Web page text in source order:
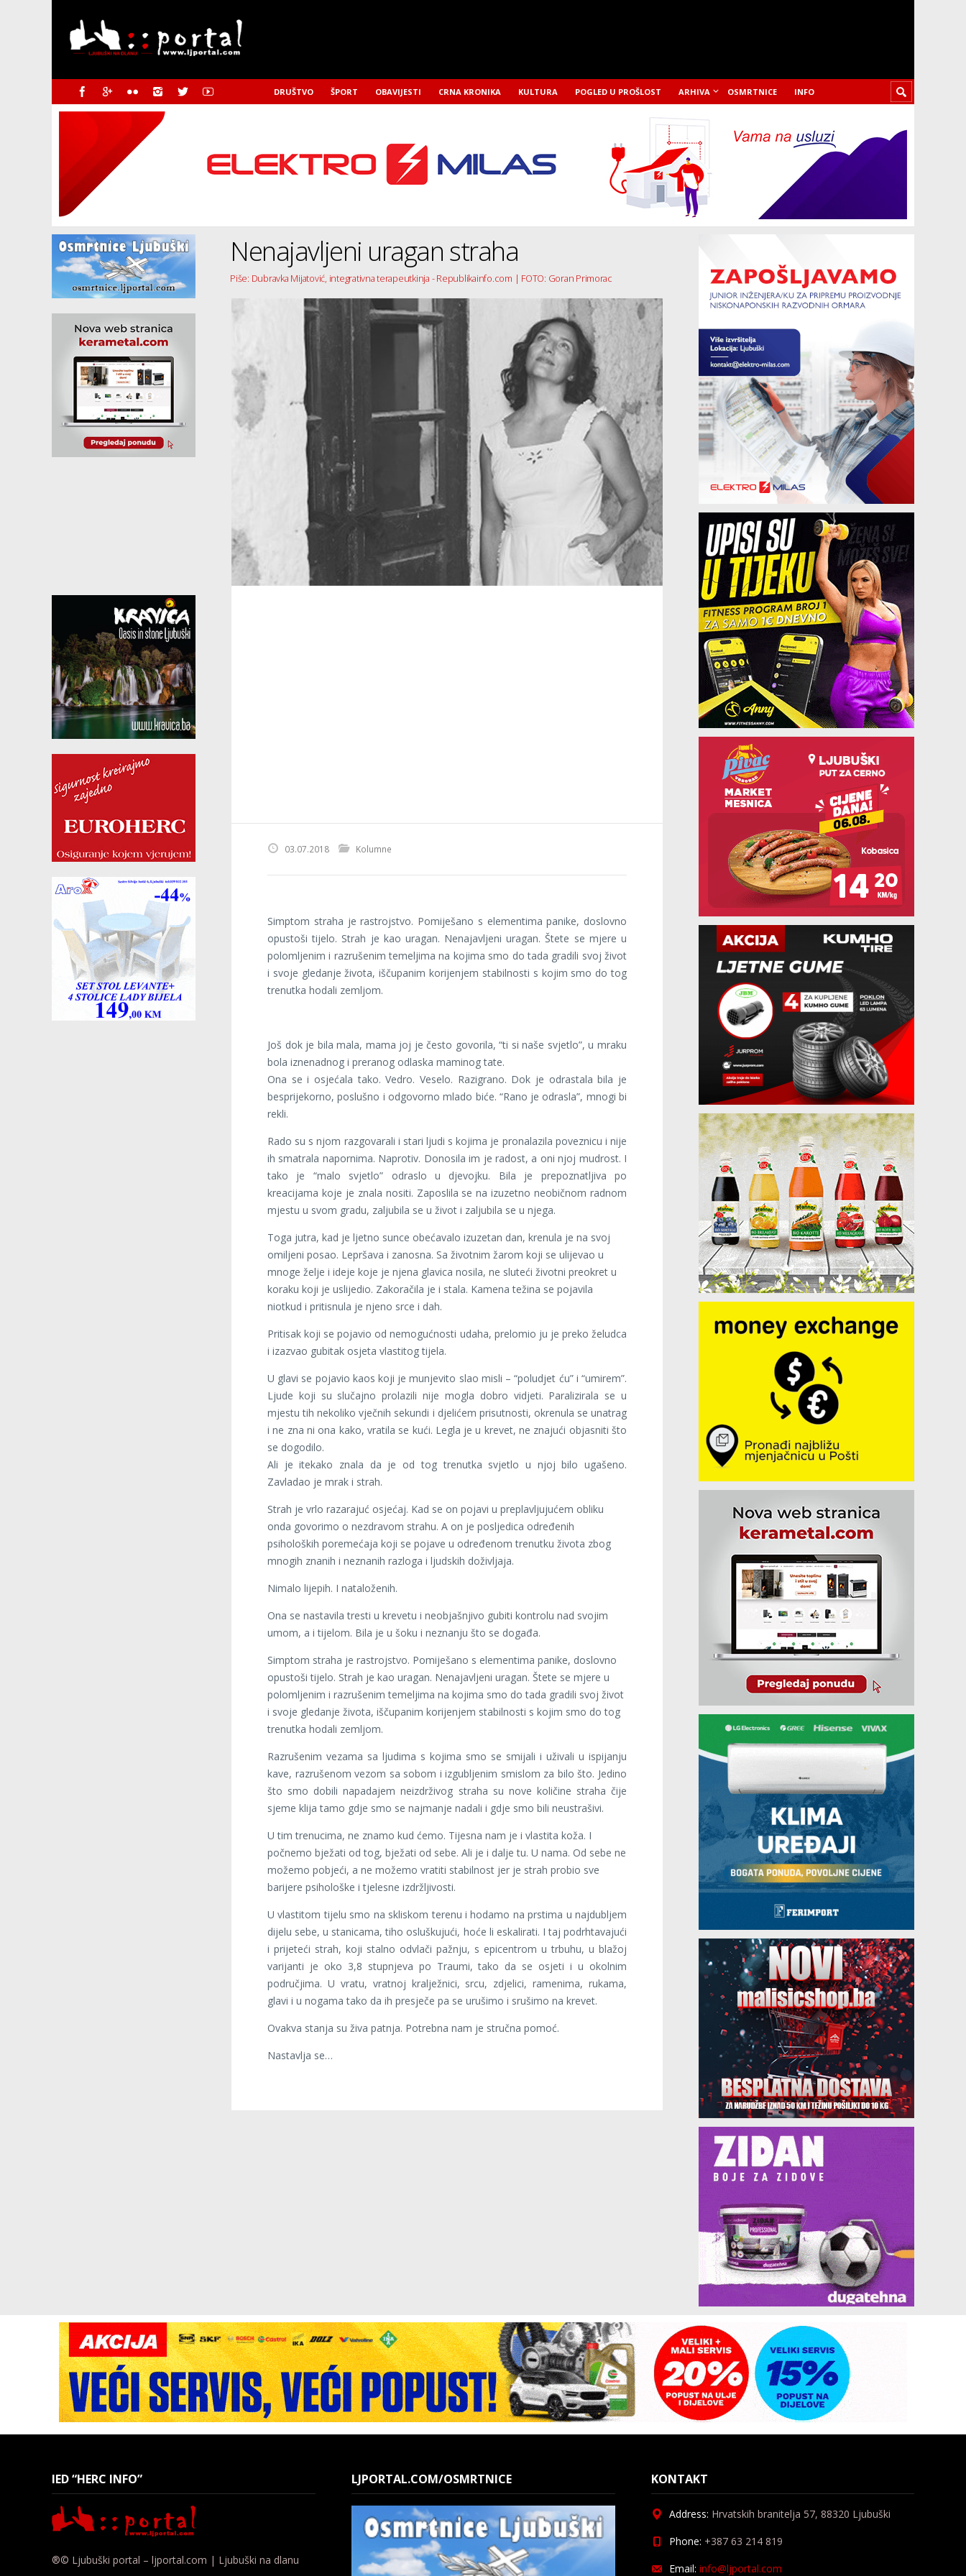
DRUŠTVO ŠPORT OBAVIJESTI CRNA KRONIKA KULTURA POGLED U PROŠLOST ARHIVA OSMRTNICE INFO
Nenajavljeni uragan straha
Piše: Dubravka Mijatović, integrativna terapeutkinja - Republikainfo.com | FOTO: Goran Primorac
03.07.2018 Kolumne
Simptom straha je rastrojstvo. Pomiješano s elementima panike, doslovno
opustoši tijelo. Strah je kao uragan. Nenajavljeni uragan. Štete se mjere u
polomljenim i razrušenim temeljima na kojima smo do tada gradili svoj život
i svoje gledanje života, iščupanim korijenjem stabilnosti s kojim smo do tog
trenutka hodali zemljom.
Još dok je bila mala, mama joj je često govorila, “ti si naše svjetlo”, u mraku
bola iznenadnog i preranog odlaska maminog tate.
Ona se i osjećala tako. Vedro. Veselo. Razigrano. Dok je odrastala bila je
besprijekorno, poslušno i odgovorno mlado biće. “Rano je odrasla”, mnogi bi
rekli.
Rado su s njom razgovarali i stari ljudi s kojima je pronalazila poveznicu i nije
ih smatrala napornima. Naprotiv. Donosila im je radost, a oni njoj mudrost. I
tako je “malo svjetlo” odraslo u djevojku. Bila je prepoznatljiva po
kreacijama koje je znala nositi. Zaposlila se na izuzetno neobičnom radnom
mjestu u svom gradu, zaljubila se u život i zaljubila se u njega.
Toga jutra, kad je ljetno sunce obećavalo izuzetan dan, krenula je na svoj
omiljeni posao. Lepršava i zanosna. Sa životnim žarom koji se ulijevao u
mnoge želje i ideje koje je njena glavica nosila, ne sluteći životni preokret u
koraku koji je uslijedio. Zakoračila je i stala. Kamena težina se pojavila
niotkud i pritisnula je njeno srce i dah.
Pritisak koji se pojavio od nemogućnosti udaha, prelomio ju je preko želudca
i izazvao gubitak osjeta vlastitog tijela.
U glavi se pojavio kaos koji je munjevito slao misli – “poludjet ću” i “umirem”.
Ljude koji su slučajno prolazili nije mogla dobro vidjeti. Paralizirala se u
mjestu tih nekoliko vječnih sekundi i djelićem prisutnosti, okrenula se unatrag
i ne zna ni ona kako, vratila se kući. Legla je u krevet, ne znajući objasniti što
se dogodilo.
Ali je itekako znala da je od tog trenutka svjetlo u njoj bilo ugašeno.
Zavladao je mrak i strah.
Strah je vrlo razarajuć osjećaj. Kad se on pojavi u preplavljujućem obliku
onda govorimo o nezdravom strahu. A on je posljedica određenih
psiholoških poremećaja koji se pojave u određenom trenutku života zbog
mnogih znanih i neznanih razloga i ljudskih doživljaja.
Nimalo lijepih. I nataloženih.
Ona se nastavila tresti u krevetu i neobjašnjivo gubiti kontrolu nad svojim
umom, a i tijelom. Bila je u šoku i neznanju što se događa.
Simptom straha je rastrojstvo. Pomiješano s elementima panike, doslovno
opustoši tijelo. Strah je kao uragan. Nenajavljeni uragan. Štete se mjere u
polomljenim i razrušenim temeljima na kojima smo do tada gradili svoj život
i svoje gledanje života, iščupanim korijenjem stabilnosti s kojim smo do tog
trenutka hodali zemljom.
Razrušenim vezama sa ljudima s kojima smo se smijali i uživali u ispijanju
kave, razrušenom vezom sa sobom i izgubljenim smislom za bilo što. Jedino
što smo dobili napadajem neizdrživog straha su nove količine straha čije
sjeme klija tamo gdje smo se najmanje nadali i gdje smo bili neustrašivi.
U tim trenucima, ne znamo kud ćemo. Tijesna nam je i vlastita koža. I
počnemo bježati od tog, bježati od sebe. Ali je i dalje tu. U nama. Od sebe ne
možemo pobjeći, a ne možemo vratiti stabilnost jer je strah probio sve
barijere psihološke i tjelesne izdržljivosti.
U vlastitom tijelu smo na skliskom terenu i hodamo na prstima u najdubljem
dijelu sebe, u stanicama, tiho osluškujući, hoće li eskalirati. I taj podrhtavajući
i prijeteći strah, koji stalno odvlači pažnju, s epicentrom u trbuhu, u blažoj
varijanti je oko 3,8 stupnjeva po Traumi, tako da se osjeti i u okolnim
područjima. U vratu, vratnoj kralježnici, srcu, zdjelici, ramenima, rukama,
glavi i u nogama tako da ih presječe pa se urušimo i srušimo na krevet.
Ovakva stanja su živa patnja. Potrebna nam je stručna pomoć.
Nastavlja se…
IED “HERC INFO”
®© Ljubuški portal – ljportal.com | Ljubuški na dlanu
LJPORTAL.COM/OSMRTNICE KONTAKT
Address: Hrvatskih branitelja 57, 88320 Ljubuški
Phone: +387 63 214 819
Email: info@ljportal.com